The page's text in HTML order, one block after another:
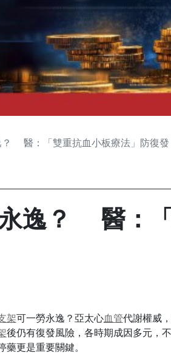
？ 醫：「雙重抗血小板療法」防復發
逸？ 醫：
架可一勞永逸？亞太心血管代謝權威
後仍有復發風險，各時期成因多元，
更是重要關鍵。